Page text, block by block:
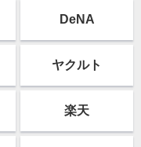
DeNA
ヤクルト
楽天